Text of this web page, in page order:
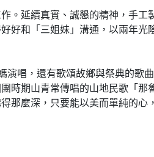
。延續真實、誠懇的精神，手工
好和「三姐妹」溝通，以兩年光
唱，還有歌頌故鄉與祭典的歌
時期山青常傳唱的山地民歌「那
那麼深，只要能以美而單純的心